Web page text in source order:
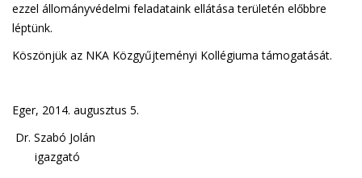
ezzel állományvédelmi feladataink ellátása területén előbbre
léptünk.
Köszönjük az NKA Közgyűjteményi Kollégiuma támogatását.
Eger, 2014. augusztus 5.
Dr. Szabó Jolán
igazgató